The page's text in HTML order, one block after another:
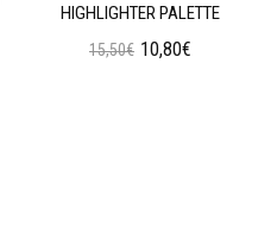
HIGHLIGHTER PALETTE
15,50€ 10,80€